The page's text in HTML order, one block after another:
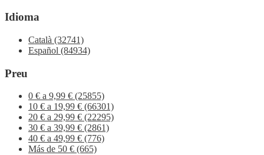
Idioma
Català (32741)
Español (84934)
Preu
0 € a 9,99 € (25855)
10 € a 19,99 € (66301)
20 € a 29,99 € (22295)
30 € a 39,99 € (2861)
40 € a 49,99 € (776)
Más de 50 € (665)